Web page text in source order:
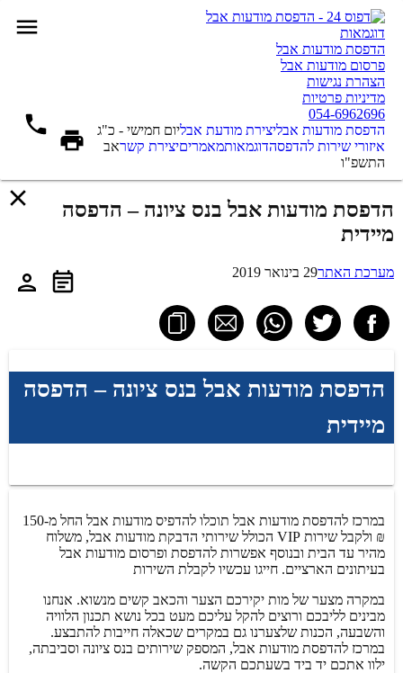
דוגמאות
הדפסת מודעות אבל
פרסום מודעות אבל
הצהרת נגישות
מדיניות פרטיות
054-6962696
הדפסת מודעות אבליצירת מודעת אבל
איזורי שירות להדפסהדוגמאותמאמריםיצירת קשר
יום חמישי - כ"ג
אב
התשפ"ו
הדפסת מודעות אבל בנס ציונה – הדפסה
מיידית
מערכת האתר29 בינואר 2019
הדפסת מודעות אבל בנס ציונה – הדפסה
מיידית
במרכז להדפסת מודעות אבל תוכלו להדפיס מודעות אבל החל מ-150
₪ ולקבל שירות VIP הכולל שירותי הדבקת מודעות אבל, משלוח
מהיר עד הבית ובנוסף אפשרות להדפסת ופרסום מודעות אבל
בעיתונים הארציים. חייגו עכשיו לקבלת השירות
במקרה מצער של מות יקירכם הצער והכאב קשים מנשוא. אנחנו
מבינים לליבכם ורוצים להקל עליכם מעט בכל נושא תכנון הלוויה
והשבעה, הכנות שלצערנו גם במקרים שכאלה חייבות להתבצע.
במרכז להדפסת מודעות אבל, המספק שירותים בנס ציונה וסביבתה,
ילוו אתכם יד ביד בשעתכם הקשה.